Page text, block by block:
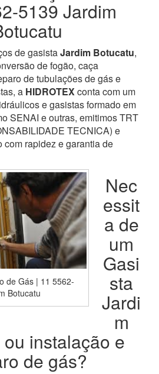
5139 Jardim
de gasistaJardim Botucatu,
de fogão, caça
de tubulações de gás e
a HIDROTEXconta com um
e gasistas formado em
SENAI e outras, emitimos TRT
TECNICA) e
com rapidez e garantia de
de Gás | 11 5562-
Botucatu
Nec
essit
a de
um
Gasi
sta
Jardi
m
instalação e
de gás?